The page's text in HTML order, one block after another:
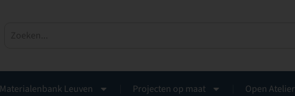
Materialenbank Leuven Projecten op maat Open Atelier